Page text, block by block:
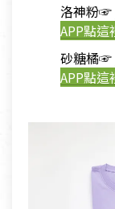
洛神粉☞
APP點這
砂糖橘☞
APP點這